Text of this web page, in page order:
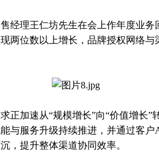
经理王仁坊先生在会上作年度业务
两位数以上增长，品牌授权网络与
正加速从“规模增长”向“价值增长”
与服务升级持续推进，并通过客户
，提升整体渠道协同效率。